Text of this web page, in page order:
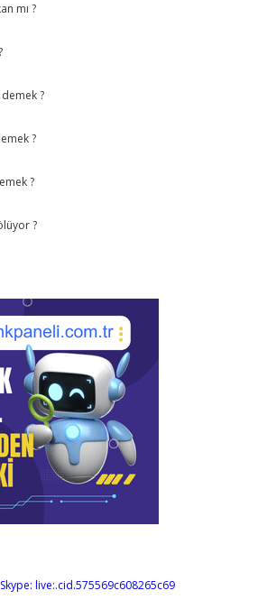
mı ?
?
?
?
?
Skype: live:.cid.575569c608265c69